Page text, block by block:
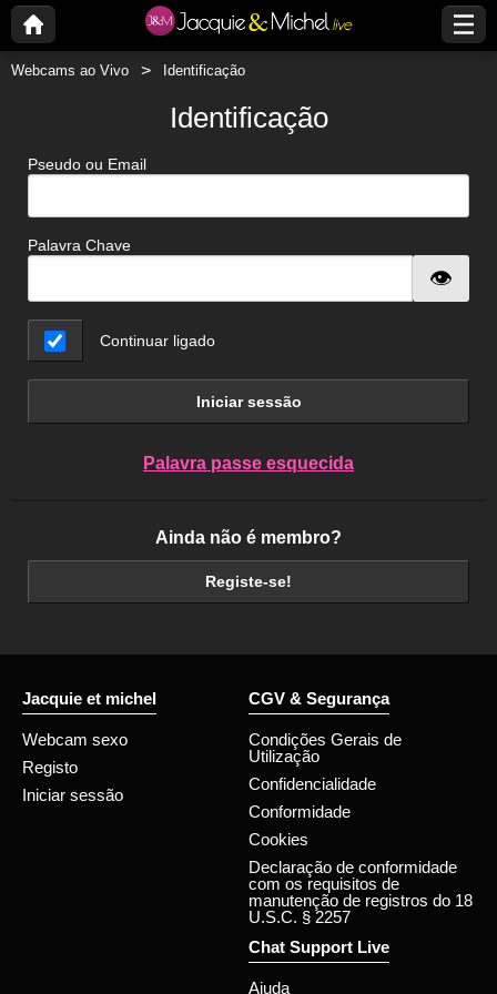
Webcams ao Vivo Identificação
Identificação
Pseudo ou Email
Palavra Chave
Continuar ligado
Iniciar sessão
Palavra passe esquecida
Ainda não é membro?
Registe-se!
Jacquie et michel
Webcam sexo
Registo
Iniciar sessão
CGV & Segurança
Condições Gerais de
Utilização
Confidencialidade
Conformidade
Cookies
Declaração de conformidade
com os requisitos de
manutenção de registros do 18
U.S.C. § 2257
Chat Support Live
Ajuda